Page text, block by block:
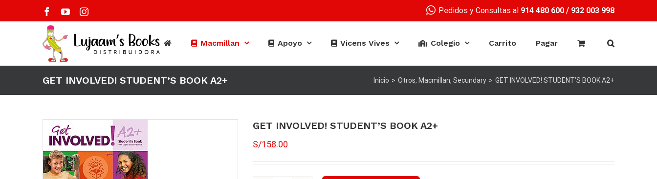
Facebook
YouTubeInstagram Pedidos y Consultas al 914 480 600 / 932 003 998
Macmillan Apoyo Vicens Vives Colegio Carrito Pagar
GET INVOLVED! STUDENT’S BOOK A2+ Inicio > Otros, Macmillan, Secundary > GET INVOLVED! STUDENT’S BOOK A2+
GET INVOLVED! STUDENT’S BOOK A2+
S/158.00